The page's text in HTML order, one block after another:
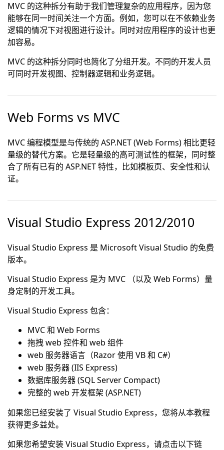
MVC 的这种拆分有助于我们管理复杂的应用程序，因为您
能够在同一时间关注一个方面。例如，您可以在不依赖业务
逻辑的情况下对视图进行设计。同时对应用程序的设计也更
加容易。
MVC 的这种拆分同时也简化了分组开发。不同的开发人员
可同时开发视图、控制器逻辑和业务逻辑。
Web Forms vs MVC
MVC 编程模型是与传统的 ASP.NET (Web Forms) 相比更轻
量级的替代方案。它是轻量级的高可测试性的框架，同时整
合了所有已有的 ASP.NET 特性，比如模板页、安全性和认
证。
Visual Studio Express 2012/2010
Visual Studio Express 是 Microsoft Visual Studio 的免费
版本。
Visual Studio Express 是为 MVC （以及 Web Forms）量
身定制的开发工具。
Visual Studio Express 包含：
MVC 和 Web Forms
拖拽 web 控件和 web 组件
web 服务器语言（Razor 使用 VB 和 C#）
web 服务器 (IIS Express)
数据库服务器 (SQL Server Compact)
完整的 web 开发框架 (ASP.NET)
如果您已经安装了 Visual Studio Express，您将从本教程
获得更多益处。
如果您希望安装 Visual Studio Express，请点击以下链